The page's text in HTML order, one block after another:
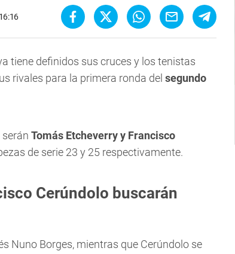
tiene definidos sus cruces y los tenistas
rivales para la primera ronda del segundo
Tomás Etcheverry y Francisco
de serie 23 y 25 respectivamente.
Cerúndolo buscarán
Nuno Borges, mientras que Cerúndolo se